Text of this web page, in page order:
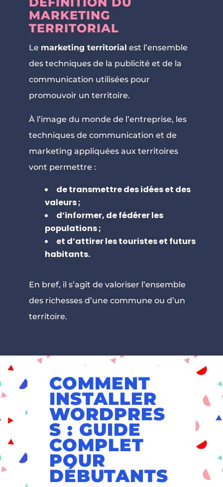
MARKETING
TERRITORIAL
Le marketing territorial est l’ensemble
des techniques de la publicité et de la
communication utilisées pour
promouvoir un territoire.
À l’image du monde de l’entreprise, les
techniques de communication et de
marketing appliquées aux territoires
vont permettre :
de transmettre des idées et des
valeurs ;
d’informer, de fédérer les
populations ;
et d’attirer les touristes et futurs
habitants.
En bref, il s’agit de valoriser l’ensemble
des richesses d’une commune ou d’un
territoire.
COMMENT
INSTALLER
WORDPRES
S : GUIDE
COMPLET
POUR
DÉBUTANTS